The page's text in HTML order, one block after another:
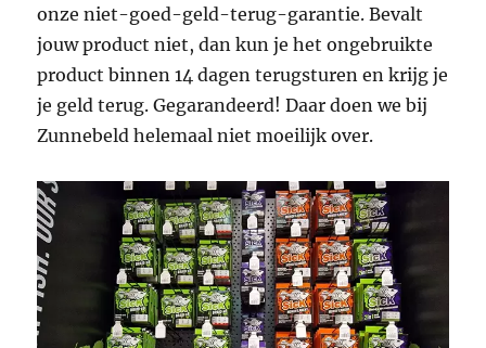
onze niet-goed-geld-terug-garantie. Bevalt
jouw product niet, dan kun je het ongebruikte
product binnen 14 dagen terugsturen en krijg je
je geld terug. Gegarandeerd! Daar doen we bij
Zunnebeld helemaal niet moeilijk over.